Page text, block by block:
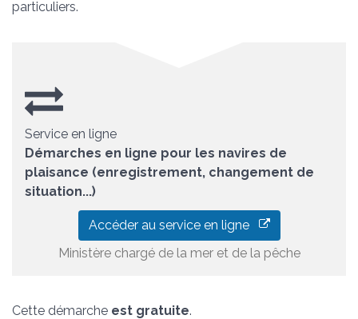
particuliers.
Service en ligne
Démarches en ligne pour les navires de
plaisance (enregistrement, changement de
situation...)
Accéder au service en ligne
Ministère chargé de la mer et de la pêche
Cette démarche est gratuite.